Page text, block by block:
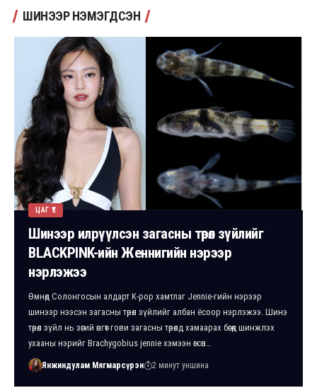
ШИНЭЭР НЭМЭГДСЭН
ЦАГ ҮЕ
Шинээр илрүүлсэн загасны төрөл зүйлийг
BLACKPINK-ийн Женнигийн нэрээр
нэрлэжээ
Өмнөд Солонгосын алдарт K-pop хамтлаг Jennie-гийн нэрээр
шинээр нээсэн загасны төрөл зүйлийг албан ёсоор нэрлэжээ. Шинэ
төрөл зүйл нь зөгий өнгөт гови загасны төрөлд хамаарах бөгөөд шинжлэх
ухааны нэрийг Brachygobius jennie хэмээн өгсөн…
Янжиндулам Мягмарсүрэн 2 минут уншина